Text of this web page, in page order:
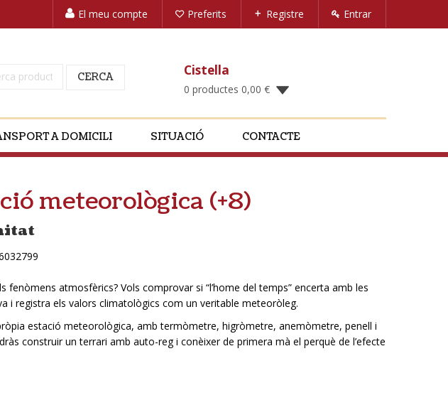
El meu compte Preferits Registre Entrar
CERCA Cistella
0 productes 0,00 €
A DOMICILI SITUACIÓ CONTACTE
meteorològica (+8)
fenòmens atmosfèrics? Vols comprovar si “l’home del temps” encerta amb les
i registra els valors climatològics com un veritable meteoròleg.
estació meteorològica, amb termòmetre, higròmetre, anemòmetre, penell i
construir un terrari amb auto-reg i conèixer de primera mà el perquè de l’efecte